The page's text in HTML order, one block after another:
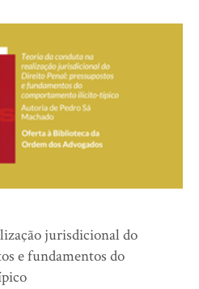
jurisdicional do
e fundamentos do